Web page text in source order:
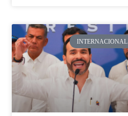
INTERNACIONAL